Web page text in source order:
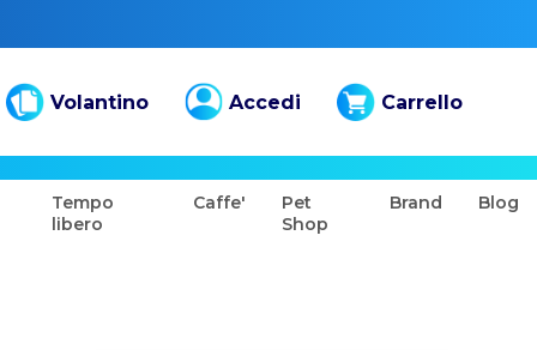
Volantino Accedi Carrello
Tempo
libero
Caffe'
Pet
Shop
Brand Blog